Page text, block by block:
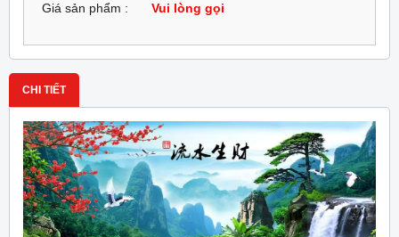
Giá sản phẩm : Vui lòng gọi
CHI TIẾT